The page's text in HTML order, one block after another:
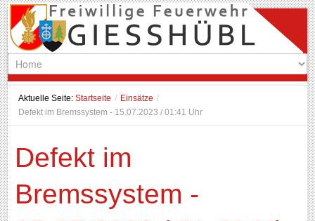
Aktuelle Seite:Startseite / Einsätze /
Defekt im Bremssystem - 15.07.2023 / 01:41 Uhr
Defekt im
Bremssystem -